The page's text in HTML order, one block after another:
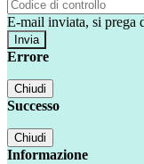
E-mail inviata, si prega
Errore
Chiudi
Successo
Chiudi
Informazione